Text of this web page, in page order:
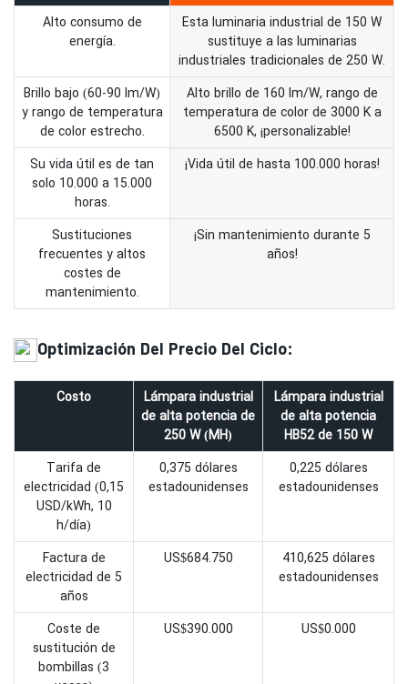
Alto consumo de
energía.
Esta luminaria industrial de 150 W
sustituye a las luminarias
industriales tradicionales de 250 W.
Brillo bajo (60-90 lm/W)
y rango de temperatura
de color estrecho.
Alto brillo de 160 lm/W, rango de
temperatura de color de 3000 K a
6500 K, ¡personalizable!
Su vida útil es de tan
solo 10.000 a 15.000
horas.
¡Vida útil de hasta 100.000 horas!
Sustituciones
frecuentes y altos
costes de
mantenimiento.
¡Sin mantenimiento durante 5
años!
Optimización Del Precio Del Ciclo:
Costo
Lámpara industrial
de alta potencia de
250 W (MH)
Lámpara industrial
de alta potencia
HB52 de 150 W
Tarifa de
electricidad (0,15
USD/kWh, 10
h/día)
0,375 dólares
estadounidenses
0,225 dólares
estadounidenses
Factura de
electricidad de 5
años
US$684.750
410,625 dólares
estadounidenses
Coste de
sustitución de
bombillas (3
US$390.000 US$0.000